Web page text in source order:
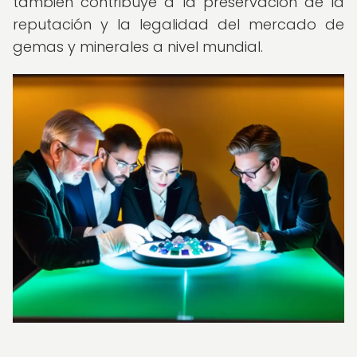
reputación y la legalidad del mercado de
gemas y minerales a nivel mundial.